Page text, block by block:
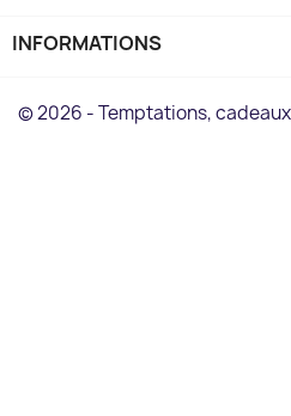
INFORMATIONS
© 2026 - Temptations,